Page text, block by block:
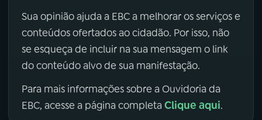
Sua opinião ajuda a EBC a melhorar os serviços e
conteúdos ofertados ao cidadão. Por isso, não
se esqueça de incluir na sua mensagem o link
do conteúdo alvo de sua manifestação.
Para mais informações sobre a Ouvidoria da
EBC, acesse a página completa Clique aqui.